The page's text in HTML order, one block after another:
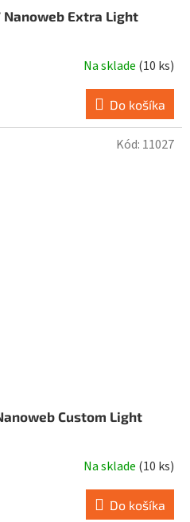
Nanoweb Extra Light
Na sklade (10 ks)
Do košíka
Custom Light
Na sklade (10 ks)
Do košíka
Kód: 11027